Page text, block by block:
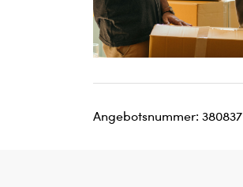
Angebotsnummer: 380837